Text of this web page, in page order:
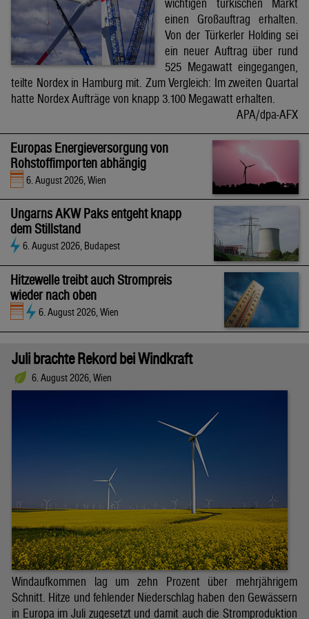
wichtigen türkischen Markt
einen Großauftrag erhalten.
Von der Türkerler Holding sei
ein neuer Auftrag über rund
525 Megawatt eingegangen,
teilte Nordex in Hamburg mit. Zum Vergleich: Im zweiten Quartal
hatte Nordex Aufträge von knapp 3.100 Megawatt erhalten.
APA/dpa-AFX
Europas Energieversorgung von
Rohstoffimporten abhängig
6. August 2026, Wien
Ungarns AKW Paks entgeht knapp
dem Stillstand
6. August 2026, Budapest
Hitzewelle treibt auch Strompreis
wieder nach oben
6. August 2026, Wien
Juli brachte Rekord bei Windkraft
6. August 2026, Wien
Windaufkommen lag um zehn Prozent über mehrjährigem
Schnitt. Hitze und fehlender Niederschlag haben den Gewässern
in Europa im Juli zugesetzt und damit auch die Stromproduktion